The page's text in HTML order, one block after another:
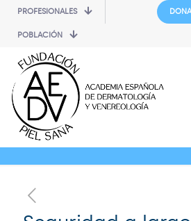
PROFESIONALES
POBLACIÓN
DONA